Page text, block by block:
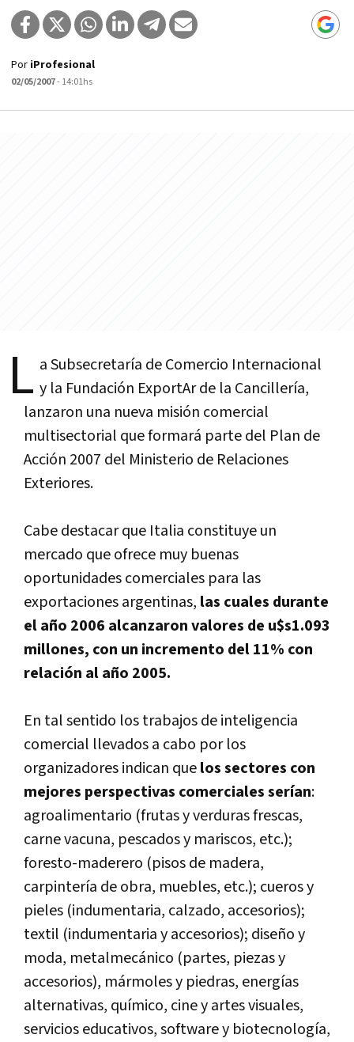
Por iProfesional
02/05/2007- 14:01hs
L a Subsecretarí­a de Comercio Internacional
y la Fundación ExportAr de la Cancillerí­a,
lanzaron una nueva misión comercial
multisectorial que formará parte del Plan de
Acción 2007 del Ministerio de Relaciones
Exteriores.
Cabe destacar que Italia constituye un
mercado que ofrece muy buenas
oportunidades comerciales para las
exportaciones argentinas, las cuales durante
el año 2006 alcanzaron valores de u$s1.093
millones, con un incremento del 11% con
relación al año 2005.
En tal sentido los trabajos de inteligencia
comercial llevados a cabo por los
organizadores indican quelos sectores con
mejores perspectivas comerciales serí­an:
agroalimentario (frutas y verduras frescas,
carne vacuna, pescados y mariscos, etc.);
foresto-maderero (pisos de madera,
carpinterí­a de obra, muebles, etc.); cueros y
pieles (indumentaria, calzado, accesorios);
textil (indumentaria y accesorios); diseño y
moda, metalmecánico (partes, piezas y
accesorios), mármoles y piedras, energí­as
alternativas, quí­mico, cine y artes visuales,
servicios educativos, software y biotecnologí­a,